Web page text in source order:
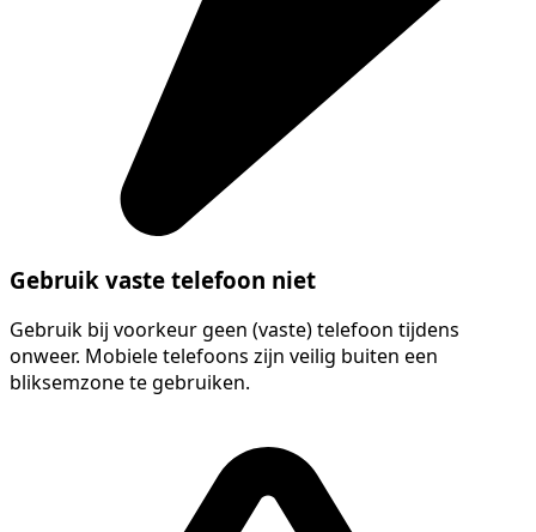
Gebruik vaste telefoon niet
Gebruik bij voorkeur geen (vaste) telefoon tijdens
onweer. Mobiele telefoons zijn veilig buiten een
bliksemzone te gebruiken.